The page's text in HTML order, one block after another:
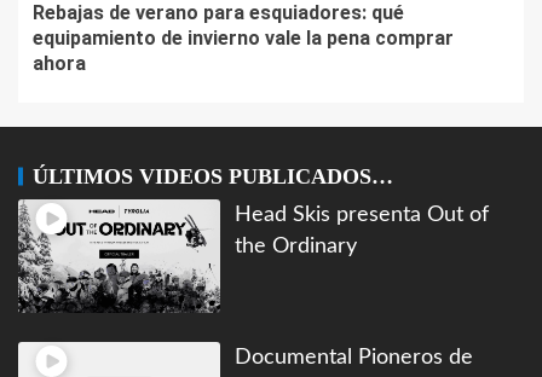
Rebajas de verano para esquiadores: qué
equipamiento de invierno vale la pena comprar
ahora
ÚLTIMOS VIDEOS PUBLICADOS…
Head Skis presenta Out of
the Ordinary
Documental Pioneros de